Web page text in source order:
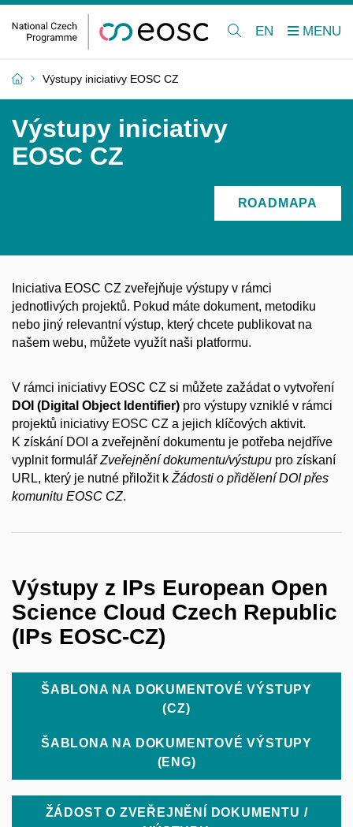
EN
Výstupy iniciativy EOSC CZ
Výstupy iniciativy
EOSC CZ
ROADMAPA
Iniciativa EOSC CZ zveřejňuje výstupy v rámci
jednotlivých projektů. Pokud máte dokument, metodiku
nebo jiný relevantní výstup, který chcete publikovat na
našem webu, můžete využít naši platformu.
V rámci iniciativy EOSC CZ si můžete zažádat o vytvoření
DOI (Digital Object Identifier) pro výstupy vzniklé v rámci
projektů iniciativy EOSC CZ a jejich klíčových aktivit.
K získání DOI a zveřejnění dokumentu je potřeba nejdříve
vyplnit formulář Zveřejnění dokumentu/výstupu pro získaní
URL, který je nutné přiložit k Žádosti o přidělení DOI přes
komunitu EOSC CZ.
Výstupy z IPs European Open
Science Cloud Czech Republic
(IPs EOSC-CZ)
ŠABLONA NA DOKUMENTOVÉ VÝSTUPY
(CZ)
ŠABLONA NA DOKUMENTOVÉ VÝSTUPY
(ENG)
ŽÁDOST O ZVEŘEJNĚNÍ DOKUMENTU /